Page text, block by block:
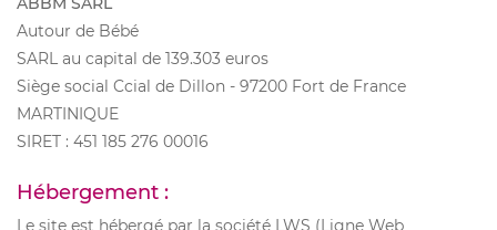
Autour de Bébé
SARL au capital de 139.303 euros
Siège social Ccial de Dillon - 97200 Fort de France
MARTINIQUE
SIRET : 451 185 276 00016
Hébergement :
Le site est hébergé par la société LWS (Ligne Web